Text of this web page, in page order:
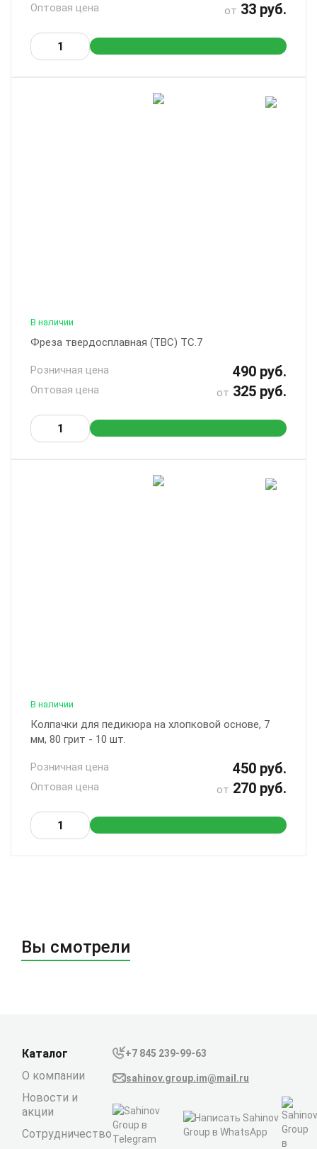
Оптовая цена от 33 руб.
В наличии
Фреза твердосплавная (ТВС) ТС.7
Розничная цена 490 руб.
Оптовая цена от 325 руб.
В наличии
Колпачки для педикюра на хлопковой основе, 7
мм, 80 грит - 10 шт.
Розничная цена 450 руб.
Оптовая цена от 270 руб.
Вы смотрели
Каталог
О компании
Новости и
акции
Сотрудничество
+7 845 239-99-63
sahinov.group.im@mail.ru